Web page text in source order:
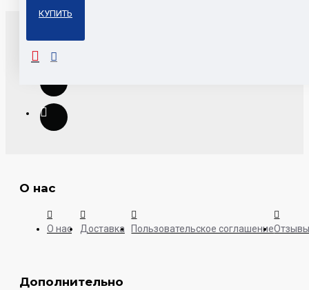
КУПИТЬ
О нас
О нас Доставка Пользовательское соглашение
Дополнительно